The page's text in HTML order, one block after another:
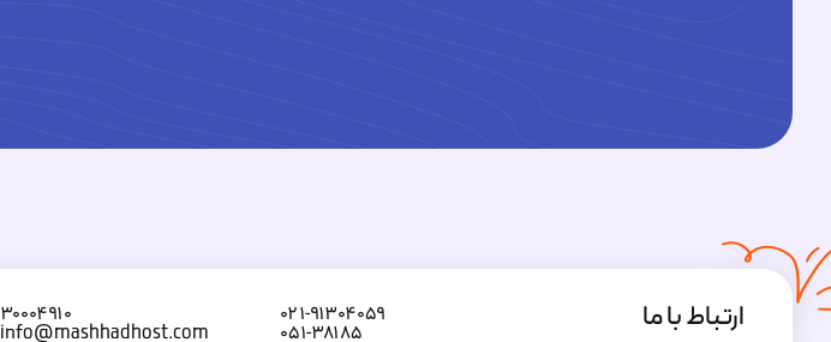
ارتباط با ما ۰۲۱-۹۱۳۰۴۰۵۹
۰۵۱-۳۸۱۸۵
۳۰۰۰۴۹۱۰
info@mashhadhost.com